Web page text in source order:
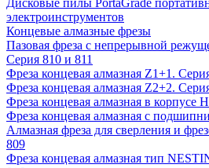
Дисковые пилы PortaGrade
электроинструментов
Концевые алмазные фрезы
Пазовая фреза с непрерывной
Серия 810 и 811
Фреза концевая алмазная Z1+1.
Фреза концевая алмазная Z2+2.
Фреза концевая алмазная в
Фреза концевая алмазная с
Алмазная фреза для сверления и
809
Фреза концевая алмазная тип